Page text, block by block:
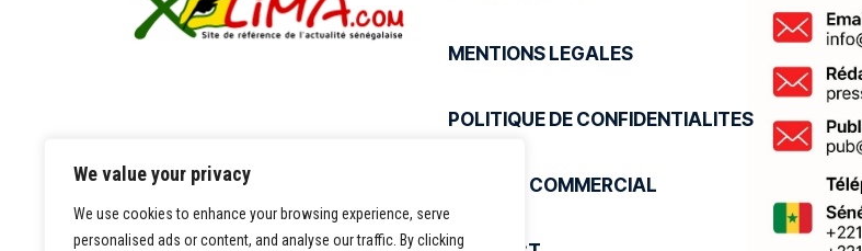
We value your privacy
We use cookies to enhance your browsing experience, serve
personalised ads or content, and analyse our traffic. By clicking
MENTIONS LEGALES
POLITIQUE DE CONFIDENTIALITES
SERVICE COMMERCIAL